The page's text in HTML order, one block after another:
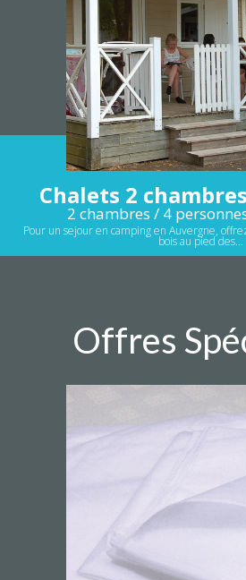
Chalets 2
2 chambres / 4
Pour un sejour en camping en Auvergne,
bois au pied des…
Offres